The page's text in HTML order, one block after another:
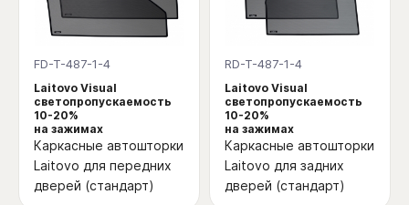
FD-T-487-1-4
Laitovo Visual
светопропускаемость
10-20%
на зажимах
Каркасные автошторки
Laitovo для передних
дверей (стандарт)
RD-T-487-1-4
Laitovo Visual
светопропускаемость
10-20%
на зажимах
Каркасные автошторки
Laitovo для задних
дверей (стандарт)